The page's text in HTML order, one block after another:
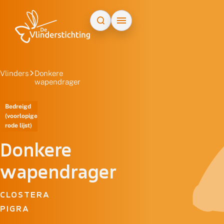
Vlinders
Donkere
wapendrager
Bedreigd
(voorlopige
rode lijst)
Donkere
wapendrager
CLOSTERA
PIGRA